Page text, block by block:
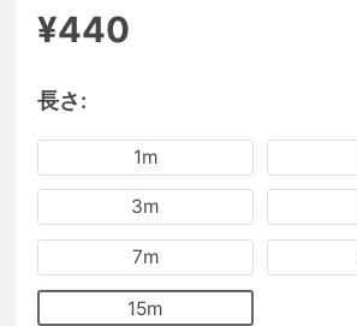
¥440
長さ:
1m
3m
7m
15m